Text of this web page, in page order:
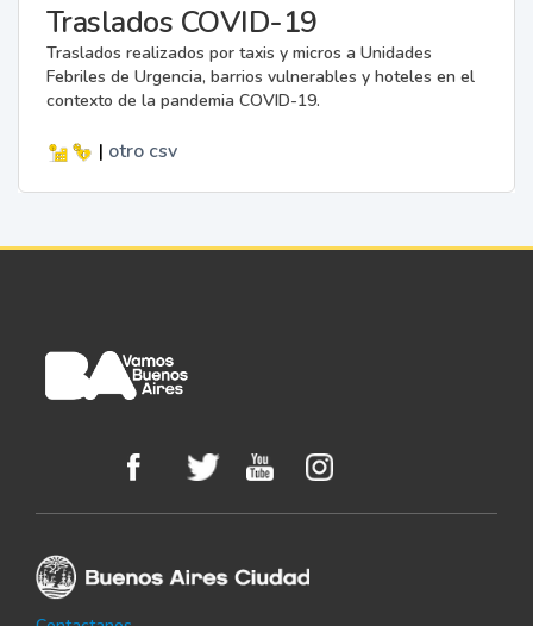
Traslados COVID-19
Traslados realizados por taxis y micros a Unidades
Febriles de Urgencia, barrios vulnerables y hoteles en el
contexto de la pandemia COVID-19.
| otro csv